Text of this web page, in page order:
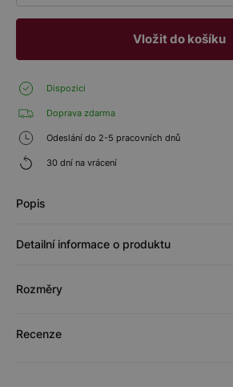
Vložit do košíku
Dispozici
Doprava zdarma
Odeslání do 2-5 pracovních dnů
30 dní na vrácení
Popis
Detailní informace o produktu
Rozměry
Recenze